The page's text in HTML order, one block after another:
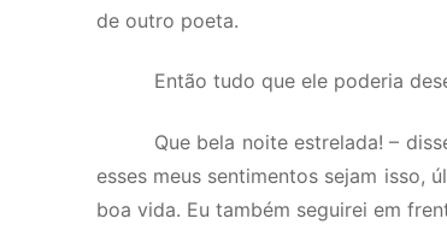
de outro poeta.
Então tudo que ele poderia
Que bela noite estrelada! –
esses meus sentimentos sejam isso,
boa vida. Eu também seguirei em